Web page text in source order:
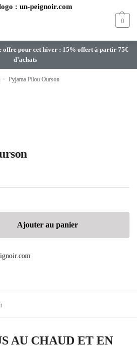
0
offre pour cet hiver : 15% offert à partir 75€
d’achats
» Pyjama Pilou Ourson
Ajouter au panier
AU CHAUD ET EN